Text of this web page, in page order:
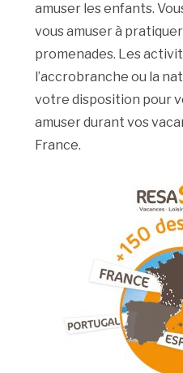
amuser les enfants.
vous amuser à
promenades. Les
l’accrobranche ou la
votre disposition pour
amuser durant vos
France.